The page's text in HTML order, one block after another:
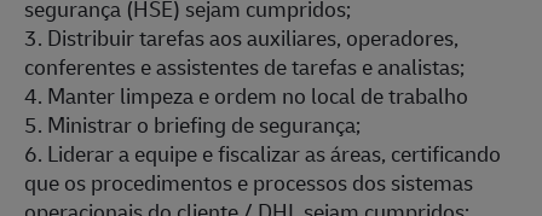
segurança (HSE) sejam cumpridos;
3. Distribuir tarefas aos auxiliares, operadores,
conferentes e assistentes de tarefas e analistas;
4. Manter limpeza e ordem no local de trabalho
5. Ministrar o briefing de segurança;
6. Liderar a equipe e fiscalizar as áreas, certificando
que os procedimentos e processos dos sistemas